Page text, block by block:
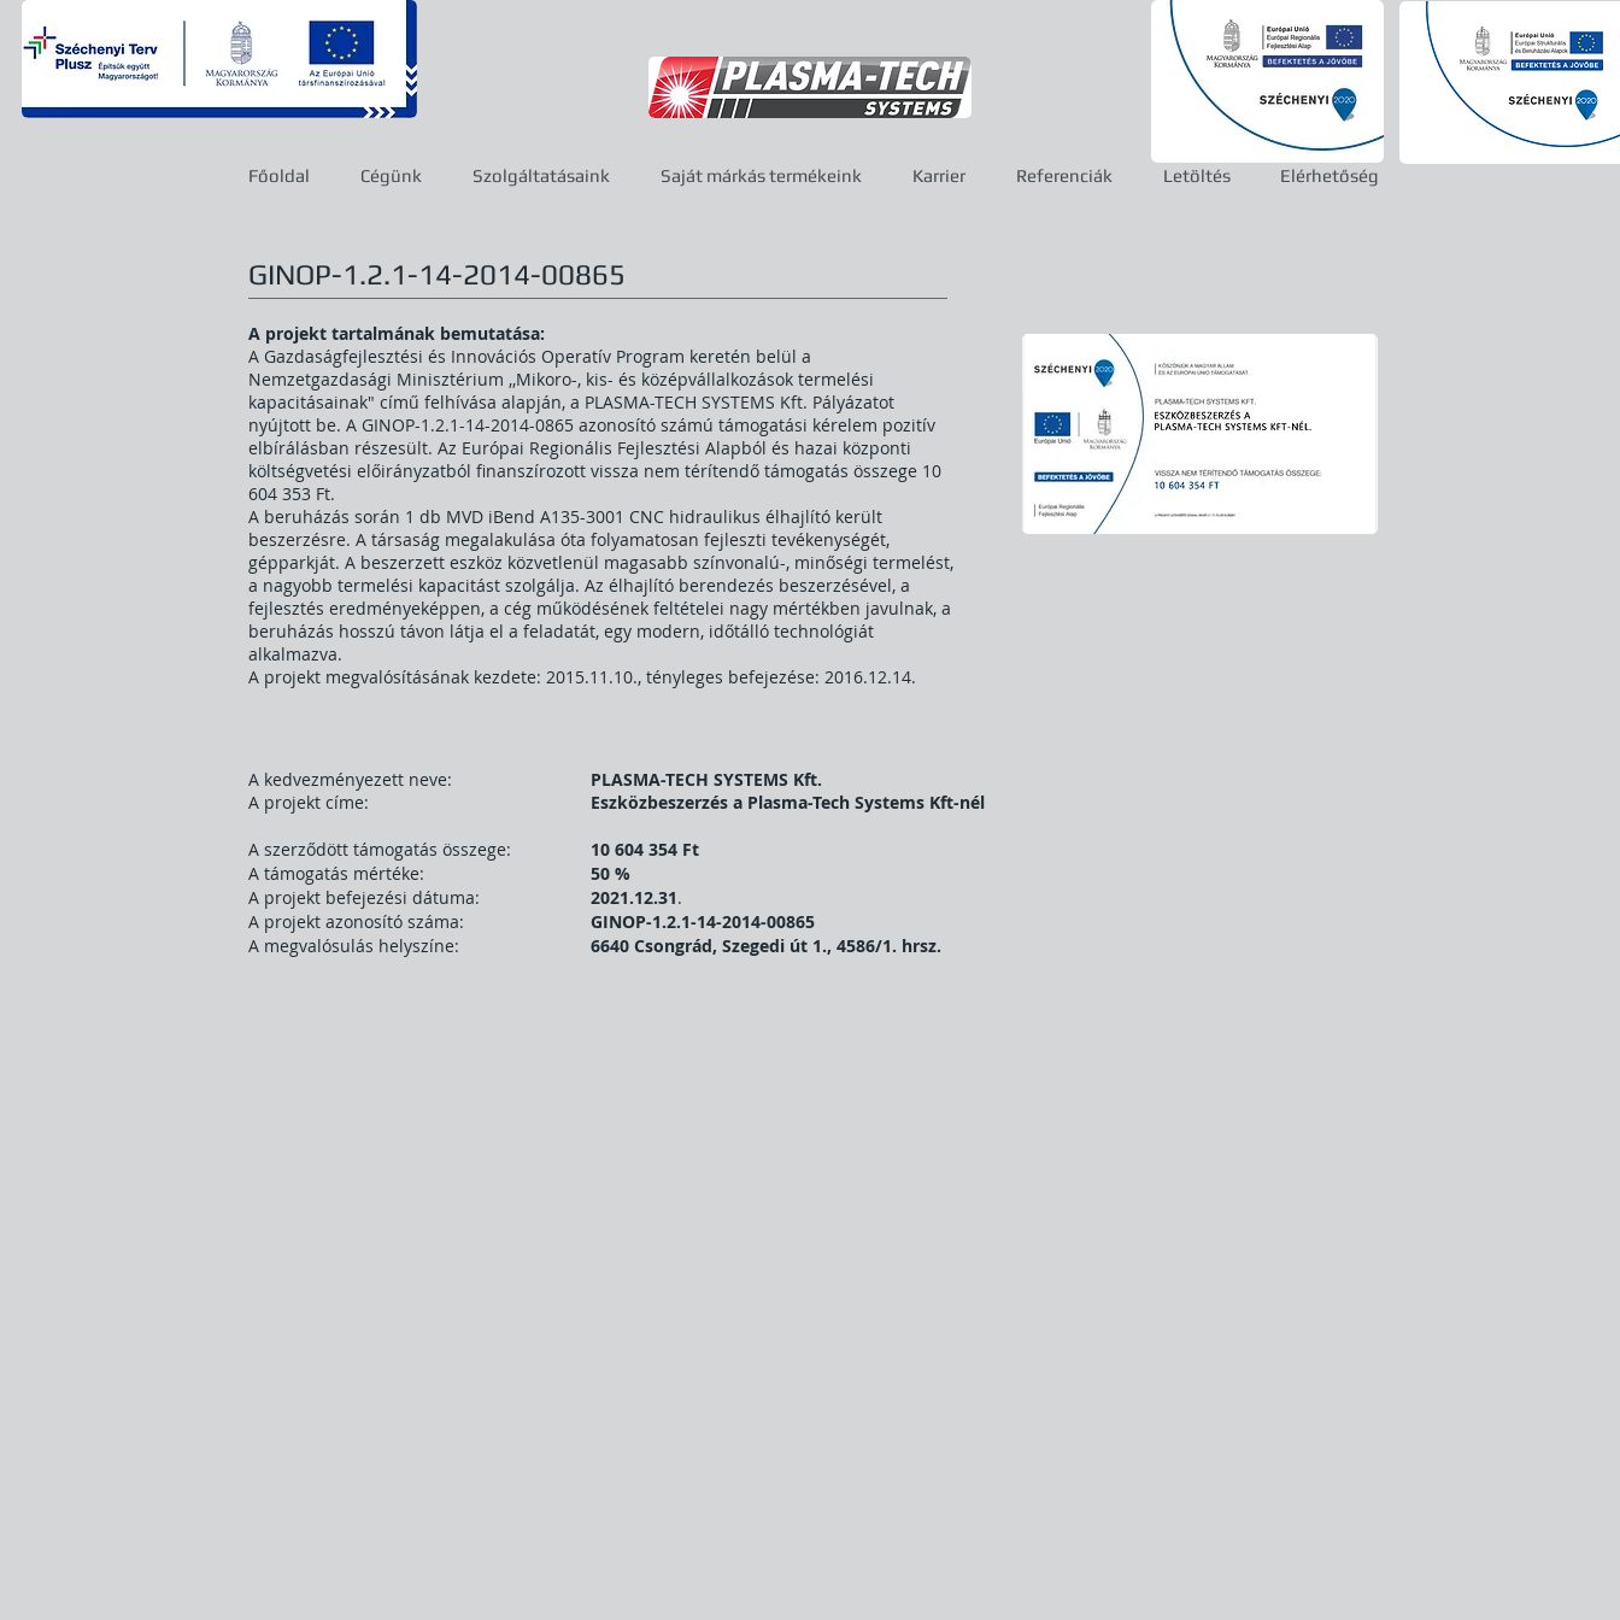
Főoldal Cégünk Szolgáltatásaink Saját márkás termékeink Karrier Referenciák Letöltés Elérhetőség
GINOP-1.2.1-14-2014-00865
A projekt tartalmának bemutatása:
A Gazdaságfejlesztési és Innovációs Operatív Program keretén belül a
Nemzetgazdasági Minisztérium ,,Mikoro-, kis- és középvállalkozások termelési
kapacitásainak" című felhívása alapján, a PLASMA-TECH SYSTEMS Kft. Pályázatot
nyújtott be. A GINOP-1.2.1-14-2014-0865 azonosító számú támogatási kérelem pozitív
elbírálásban részesült. Az Európai Regionális Fejlesztési Alapból és hazai központi
költségvetési előirányzatból finanszírozott vissza nem térítendő támogatás összege 10
604 353 Ft.
A beruházás során 1 db MVD iBend A135-3001 CNC hidraulikus élhajlító került
beszerzésre. A társaság megalakulása óta folyamatosan fejleszti tevékenységét,
gépparkját. A beszerzett eszköz közvetlenül magasabb színvonalú-, minőségi termelést,
a nagyobb termelési kapacitást szolgálja. Az élhajlító berendezés beszerzésével, a
fejlesztés eredményeképpen, a cég működésének feltételei nagy mértékben javulnak, a
beruházás hosszú távon látja el a feladatát, egy modern, időtálló technológiát
alkalmazva.
A projekt megvalósításának kezdete: 2015.11.10., tényleges befejezése: 2016.12.14.
A kedvezményezett neve:
PLASMA-TECH SYSTEMS Kft.
A projekt címe:
Eszközbeszerzés a Plasma-Tech Systems Kft-nél
A szerződött támogatás összege:
10 604 354 Ft
A támogatás mértéke:
50 %
A projekt befejezési dátuma:
2021.12.31.
A projekt azonosító száma:
GINOP-1.2.1-14-2014-00865
A megvalósulás helyszíne:
6640 Csongrád, Szegedi út 1., 4586/1. hrsz.